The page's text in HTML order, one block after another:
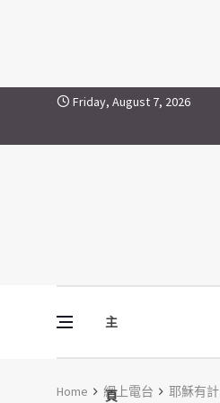
Skip to contentFriday, August 7, 2026
主
頁
Vine Media
葡萄樹傳媒
Home 網上電台 耶穌有計